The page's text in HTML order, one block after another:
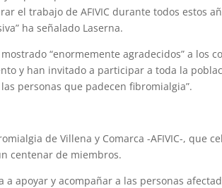
el trabajo de AFIVIC durante todos estos
ha señalado Laserna.
mostrado “enormemente agradecidos” a los
y han invitado a participar a toda la
personas que padecen fibromialgia”.
de Villena y Comarca -AFIVIC-, que
centenar de miembros.
a apoyar y acompañar a las personas